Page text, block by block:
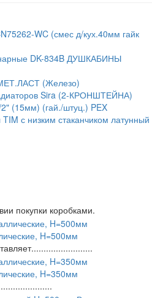
WC (смес д/кух.40мм гайк
DK-834B ДУШКАБИНЫ
(Железо)
Sira (2-КРОНШТЕЙНА)
(15мм) (гай./штуц.) PEX
с низким стаканчиком латунный
покупки коробками.
H=500мм
H=350мм